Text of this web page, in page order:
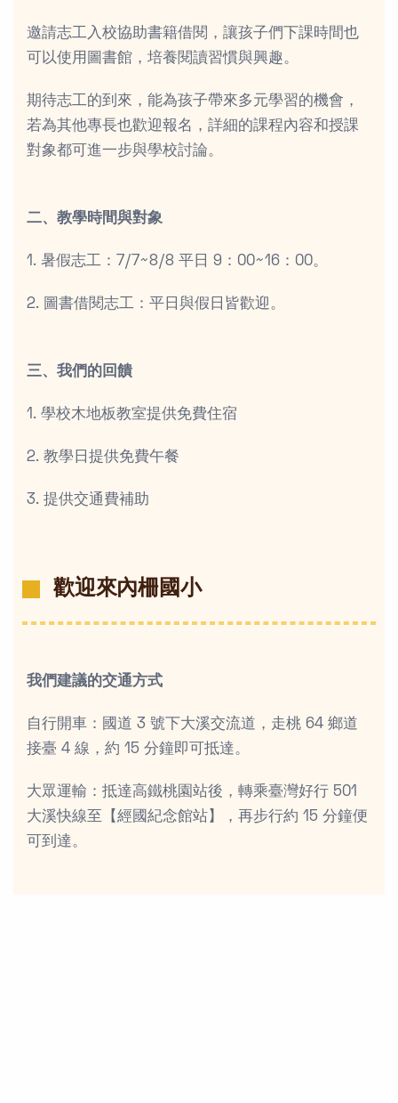
邀請志工入校協助書籍借閱，讓孩子們下課時間也
可以使用圖書館，培養閱讀習慣與興趣。
期待志工的到來，能為孩子帶來多元學習的機會，
若為其他專長也歡迎報名，詳細的課程內容和授課
對象都可進一步與學校討論。
二、教學時間與對象
1. 暑假志工：7/7~8/8 平日 9：00~16：00。
2. 圖書借閱志工：平日與假日皆歡迎。
三、我們的回饋
1. 學校木地板教室提供免費住宿
2. 教學日提供免費午餐
3. 提供交通費補助
歡迎來內柵國小
我們建議的交通方式
自行開車：國道 3 號下大溪交流道，走桃 64 鄉道
接臺 4 線，約 15 分鐘即可抵達。
大眾運輸：抵達高鐵桃園站後，轉乘臺灣好行 501
大溪快線至【經國紀念館站】，再步行約 15 分鐘便
可到達。